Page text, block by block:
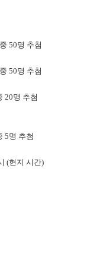
50명 추첨
50명 추첨
20명 추첨
5명 추첨
(현지 시간)